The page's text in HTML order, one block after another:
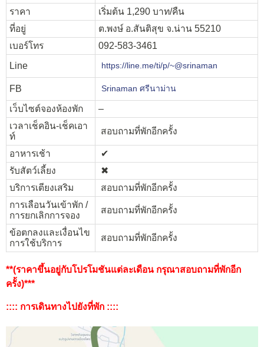
ราคา
เริ่มต้น 1,290 บาท/คืน
ที่อยู่
ต.พงษ์ อ.สันติสุข จ.น่าน 55210
เบอร์โทร
092-583-3461
Line
https://line.me/ti/p/~@srinaman
FB Srinaman ศรีนาม่าน
เว็บไซต์จองห้องพัก
–
เวลาเช็คอิน-เช็คเอา
ท์
สอบถามที่พักอีกครั้ง
อาหารเช้า
✔︎
รับสัตว์เลี้ยง
✖︎
บริการเตียงเสริม
สอบถามที่พักอีกครั้ง
การเลือนวันเข้าพัก /
การยกเลิกการจอง
สอบถามที่พักอีกครั้ง
ข้อตกลงและเงื่อนไข
การใช้บริการ
สอบถามที่พักอีกครั้ง
**(ราคาขึ้นอยู่กับโปรโมชันแต่ละเดือน กรุณาสอบถามที่พักอีก
ครั้ง)***
:::: การเดินทางไปยังที่พัก ::::